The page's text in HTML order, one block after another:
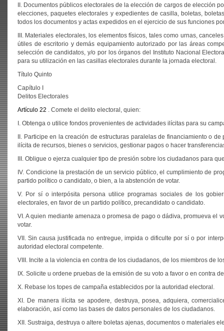
II. Documentos públicos electorales de la elección de cargos de elección
elecciones, paquetes electorales y expedientes de casilla, boletas,
todos los documentos y actas expedidos en el ejercicio de sus funciones
III. Materiales electorales, los elementos físicos, tales como urnas,
útiles de escritorio y demás equipamiento autorizado por las áreas
selección de candidatos, y/o por los órganos del Instituto Nacional
para su utilización en las casillas electorales durante la jornada electoral.
Título Quinto
Capítulo I
Delitos Electorales
Artículo 22 . Comete el delito electoral, quien:
I. Obtenga o utilice fondos provenientes de actividades ilícitas para su
II. Participe en la creación de estructuras paralelas de financiamiento o
ilícita de recursos, bienes o servicios, gestionar pagos o hacer
III. Obligue o ejerza cualquier tipo de presión sobre los ciudadanos para
IV. Condicione la prestación de un servicio público, el cumplimiento de
partido político o candidato, o bien, a la abstención de votar.
V. Por sí o interpósita persona utilice programas sociales de los
electorales, en favor de un partido político, precandidato o candidato.
VI. A quien mediante amenaza o promesa de pago o dádiva, promueva
votar.
VII. Sin causa justificada no entregue, impida o dificulte por sí o por
autoridad electoral competente.
VIII. Incite a la violencia en contra de los ciudadanos, de los miembros de
IX. Solicite u ordene pruebas de la emisión de su voto a favor o en contra
X. Rebase los topes de campaña establecidos por la autoridad electoral.
XI. De manera ilícita se apodere, destruya, posea, adquiera,
elaboración, así como las bases de datos personales de los ciudadanos.
XII. Sustraiga, destruya o altere boletas ajenas, documentos o materiales